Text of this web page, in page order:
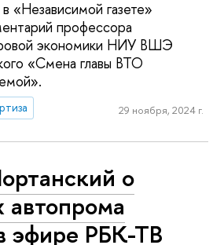
«Независимой газете»
профессора
экономики НИУ ВШЭ
«Смена главы ВТО
29 ноября, 2024 г.
о
автопрома
эфире РБК-ТВ